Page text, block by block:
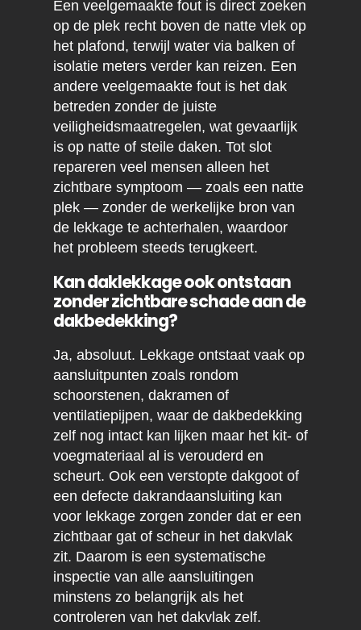
Een veelgemaakte fout is direct zoeken
op de plek recht boven de natte vlek op
het plafond, terwijl water via balken of
isolatie meters verder kan reizen. Een
andere veelgemaakte fout is het dak
betreden zonder de juiste
veiligheidsmaatregelen, wat gevaarlijk
is op natte of steile daken. Tot slot
repareren veel mensen alleen het
zichtbare symptoom — zoals een natte
plek — zonder de werkelijke bron van
de lekkage te achterhalen, waardoor
het probleem steeds terugkeert.
Kan daklekkage ook ontstaan
zonder zichtbare schade aan de
dakbedekking?
Ja, absoluut. Lekkage ontstaat vaak op
aansluitpunten zoals rondom
schoorstenen, dakramen of
ventilatiepijpen, waar de dakbedekking
zelf nog intact kan lijken maar het kit- of
voegmateriaal al is verouderd en
scheurt. Ook een verstopte dakgoot of
een defecte dakrandaansluiting kan
voor lekkage zorgen zonder dat er een
zichtbaar gat of scheur in het dakvlak
zit. Daarom is een systematische
inspectie van alle aansluitingen
minstens zo belangrijk als het
controleren van het dakvlak zelf.